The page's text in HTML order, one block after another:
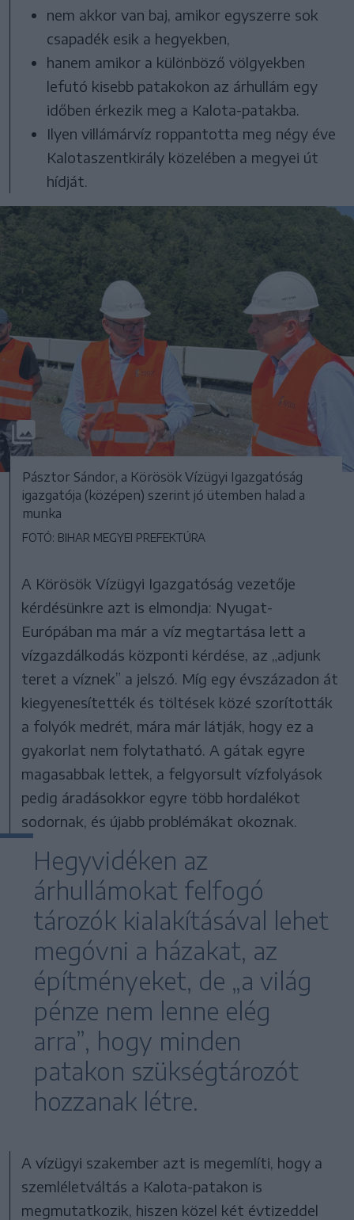
nem akkor van baj, amikor egyszerre sok
csapadék esik a hegyekben,
hanem amikor a különböző völgyekben
lefutó kisebb patakokon az árhullám egy
időben érkezik meg a Kalota-patakba.
Ilyen villámárvíz roppantotta meg négy éve
Kalotaszentkirály közelében a megyei út
hídját.
Pásztor Sándor, a Körösök Vízügyi Igazgatóság
igazgatója (középen) szerint jó ütemben halad a
munka
FOTÓ: BIHAR MEGYEI PREFEKTÚRA
A Körösök Vízügyi Igazgatóság vezetője
kérdésünkre azt is elmondja: Nyugat-
Európában ma már a víz megtartása lett a
vízgazdálkodás központi kérdése, az „adjunk
teret a víznek” a jelszó. Míg egy évszázadon át
kiegyenesítették és töltések közé szorították
a folyók medrét, mára már látják, hogy ez a
gyakorlat nem folytatható. A gátak egyre
magasabbak lettek, a felgyorsult vízfolyások
pedig áradásokkor egyre több hordalékot
sodornak, és újabb problémákat okoznak.
Hegyvidéken az
árhullámokat felfogó
tározók kialakításával lehet
megóvni a házakat, az
építményeket, de „a világ
pénze nem lenne elég
arra”, hogy minden
patakon szükségtározót
hozzanak létre.
A vízügyi szakember azt is megemlíti, hogy a
szemléletváltás a Kalota-patakon is
megmutatkozik, hiszen közel két évtizeddel